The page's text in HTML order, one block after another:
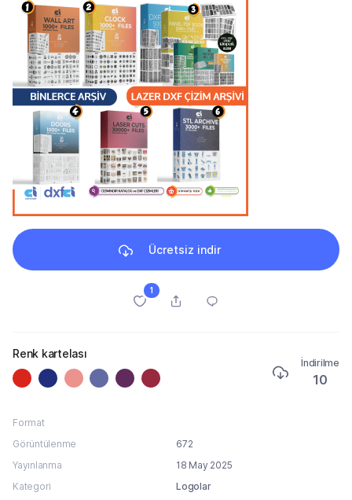
Ücretsiz indir
1
Renk kartelası
İndirilme
10
Format
Görüntülenme
672
Yayınlanma
18 May 2025
Kategori
Logolar